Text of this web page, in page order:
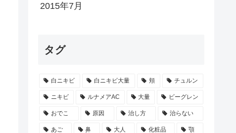
2015年7月
タグ
白ニキビ 白ニキビ大量 頬 チュルン
ニキビ ルナメアAC 大量 ビーグレン
おでこ 原因 治し方 治らない
あご 鼻 大人 化粧品 顎